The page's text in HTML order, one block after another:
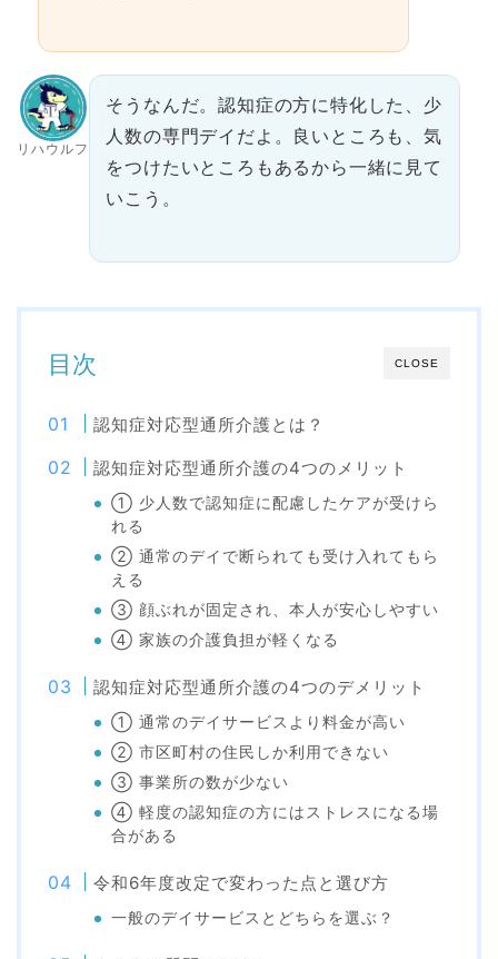
リハウルフ
そうなんだ。認知症の方に特化した、少
人数の専門デイだよ。良いところも、気
をつけたいところもあるから一緒に見て
いこう。
CLOSE
目次
認知症対応型通所介護とは？
認知症対応型通所介護の4つのメリット
① 少人数で認知症に配慮したケアが受けら
れる
② 通常のデイで断られても受け入れてもら
える
③ 顔ぶれが固定され、本人が安心しやすい
④ 家族の介護負担が軽くなる
認知症対応型通所介護の4つのデメリット
① 通常のデイサービスより料金が高い
② 市区町村の住民しか利用できない
③ 事業所の数が少ない
④ 軽度の認知症の方にはストレスになる場
合がある
令和6年度改定で変わった点と選び方
一般のデイサービスとどちらを選ぶ？